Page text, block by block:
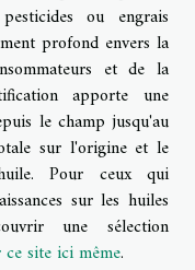
ou engrais
profond envers la
et de la
apporte une
le champ jusqu'au
sur l'origine et le
Pour ceux qui
sur les huiles
une sélection
site ici même.